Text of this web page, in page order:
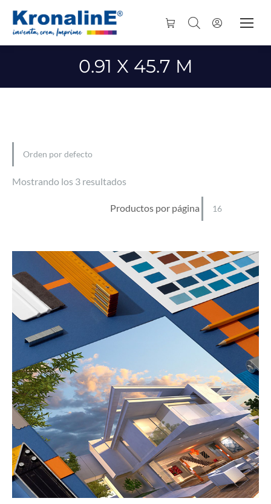
0.91 X 45.7 M
Mostrando los 3 resultados
Productos por página